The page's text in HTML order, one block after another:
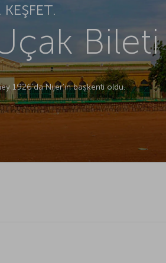
Bileti
1926’da Nijer’in başkenti oldu.